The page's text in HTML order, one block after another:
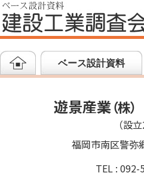
ベース設計資料
遊景産業（株）
（設
福岡市南区警弥
TEL : 092-